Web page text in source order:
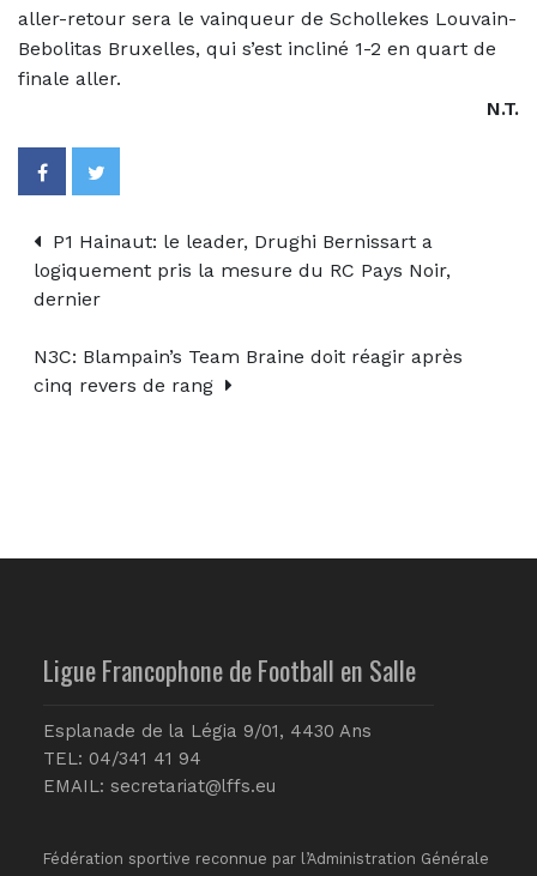
aller-retour sera le vainqueur de Schollekes Louvain-
Bebolitas Bruxelles, qui s’est incliné 1-2 en quart de
finale aller.
N.T.
P1 Hainaut: le leader, Drughi Bernissart a
logiquement pris la mesure du RC Pays Noir,
dernier
N3C: Blampain’s Team Braine doit réagir après
cinq revers de rang
Ligue Francophone de Football en Salle
Esplanade de la Légia 9/01, 4430 Ans
TEL: 04/341 41 94
EMAIL: secretariat@lffs.eu
Fédération sportive reconnue par l’Administration Générale